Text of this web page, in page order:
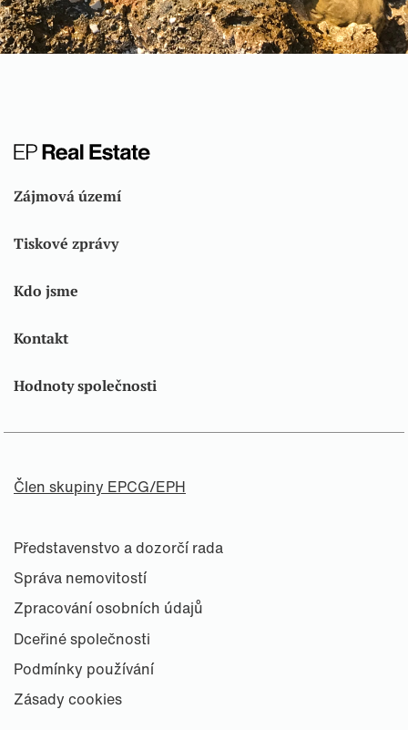
Zájmová území
Tiskové zprávy
Kdo jsme
Kontakt
Hodnoty společnosti
Člen skupiny EPCG/EPH
Představenstvo a dozorčí rada
Správa nemovitostí
Zpracování osobních údajů
Dceřiné společnosti
Podmínky používání
Zásady cookies